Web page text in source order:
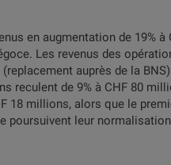
en augmentation de 19%
Les revenus des
auprès de la
reculent de 9% à CHF 80
18 millions, alors que le
leur